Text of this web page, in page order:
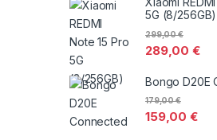
5G (8/256GB)
289,00€
299,00€
Bongo D20E
159,00€
179,00€